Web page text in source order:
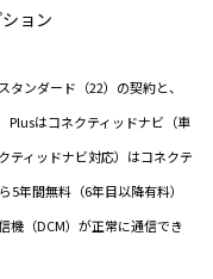
ョン
ンダード（22）の契約と、
Plusはコネクティッドナビ（車
ティッドナビ対応）はコネクテ
年間無料（6年目以降有料）
機（DCM）が正常に通信でき